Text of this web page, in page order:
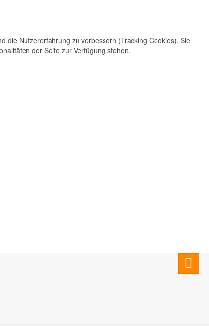
die Nutzererfahrung zu verbessern (Tracking Cookies). Sie
der Seite zur Verfügung stehen.